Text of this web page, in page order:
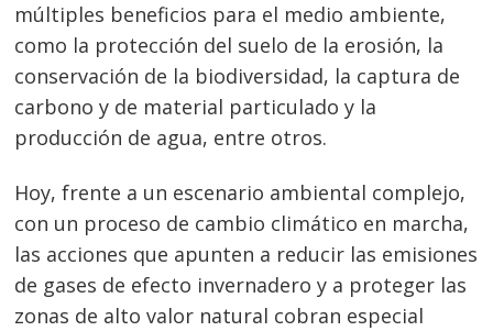
múltiples beneficios para el medio ambiente,
como la protección del suelo de la erosión, la
conservación de la biodiversidad, la captura de
carbono y de material particulado y la
producción de agua, entre otros.
Hoy, frente a un escenario ambiental complejo,
con un proceso de cambio climático en marcha,
las acciones que apunten a reducir las emisiones
de gases de efecto invernadero y a proteger las
zonas de alto valor natural cobran especial